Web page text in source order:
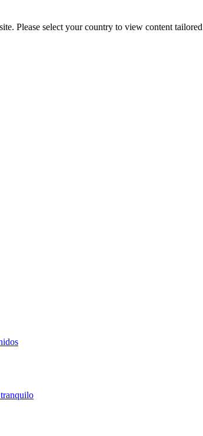
Please select your country to view content
tranquilo